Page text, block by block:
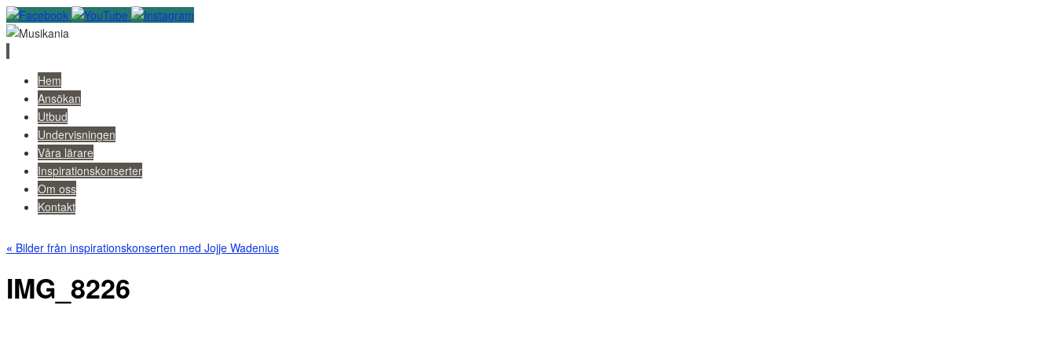
Skip
content
Hem
Ansökan
Utbud
Undervisningen
Våra lärare
Inspirationskonserter
Om oss
Kontakt
« Bilder från inspirationskonserten med Jojje Wadenius
IMG_8226